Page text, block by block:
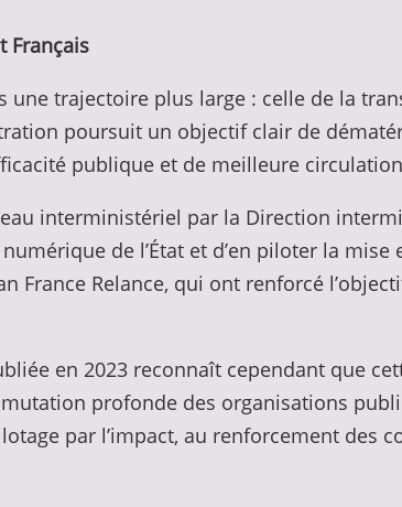
Français
une trajectoire plus large : celle de la
poursuit un objectif clair de
publique et de meilleure
interministériel par la Direction
de l’État et d’en piloter la
France Relance, qui ont renforcé
en 2023 reconnaît cependant que
profonde des organisations
par l’impact, au renforcement